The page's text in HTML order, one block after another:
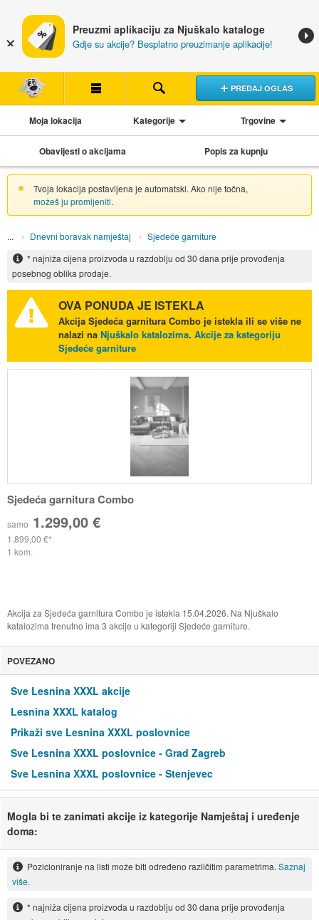
Preuzmi aplikaciju za Njuškalo kataloge
Gdje su akcije? Besplatno preuzimanje aplikacije!
PREDAJ OGLAS
Moja lokacija Kategorije Trgovine
Obavijesti o akcijama Popis za kupnju
Tvoja lokacija postavljena je automatski. Ako nije točna,
možeš ju promijeniti.
Dnevni boravak namještaj
Sjedeće garniture
* najniža cijena proizvoda u razdoblju od 30 dana prije provođenja
posebnog oblika prodaje.
OVA PONUDA JE ISTEKLA
Akcija Sjedeća garnitura Comboje istekla ili se više ne
nalazi na Njuškalo katalozima. Akcije za kategoriju
Sjedeće garniture
Sjedeća garnitura Combo
samo 1.299,00 €
1.899,00 €
1 kom.
Akcija za Sjedeća garnitura Combo je istekla 15.04.2026. Na Njuškalo
katalozima trenutno ima 3 akcije u kategoriji Sjedeće garniture.
POVEZANO
Sve Lesnina XXXL akcije
Lesnina XXXL katalog
Prikaži sve Lesnina XXXL poslovnice
Sve Lesnina XXXL poslovnice - Grad Zagreb
Sve Lesnina XXXL poslovnice - Stenjevec
Mogla bi te zanimati akcije iz kategorije Namještaj i uređenje
doma:
Pozicioniranje na listi može biti određeno različitim parametrima. Saznaj
više.
* najniža cijena proizvoda u razdoblju od 30 dana prije provođenja